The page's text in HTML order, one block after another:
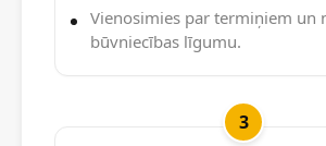
Vienosimies par termiņiem un
būvniecības līgumu.
3